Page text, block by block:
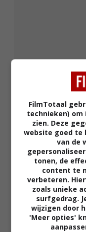
The Uprising
FilmTotaal
technieken)
zien. Deze
website goed te
van de
tonen, de
content te
verbeteren.
zoals unieke
surfgedrag.
wijzigen door
'Meer opties'